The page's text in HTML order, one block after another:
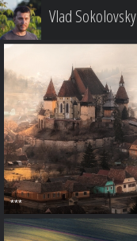
Vlad Sokolovsky
***